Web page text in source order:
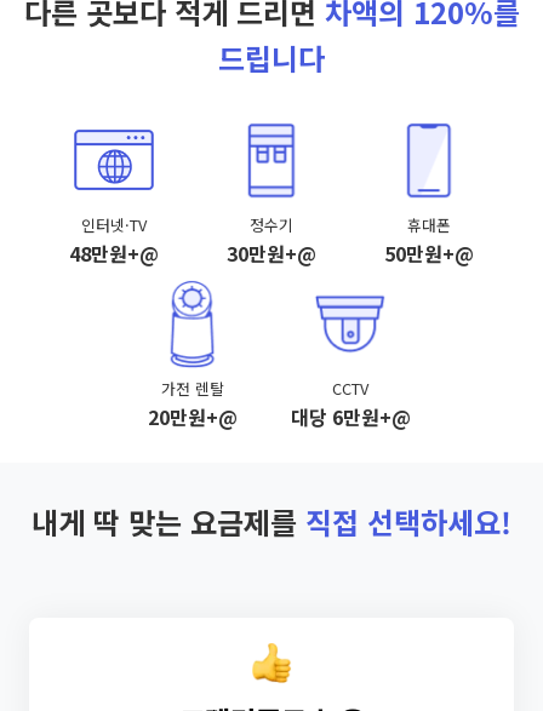
다른 곳보다 적게 드리면 차액의 120%를
드립니다
인터넷·TV
48만원+@
정수기
30만원+@
휴대폰
50만원+@
가전 렌탈
20만원+@
CCTV
대당 6만원+@
내게 딱 맞는 요금제를 직접 선택하세요!